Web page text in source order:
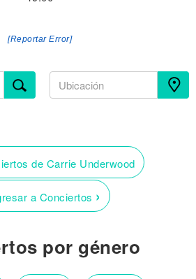
[Reportar Error]
de Carrie Underwood
a Conciertos ›
por género